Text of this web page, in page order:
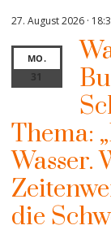
27. August 2026 ·
MO.
31
Thema:
Wasser.
die